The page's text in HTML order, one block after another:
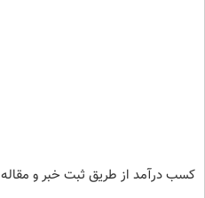
کسب درآمد از طریق ثبت خبر و مقاله